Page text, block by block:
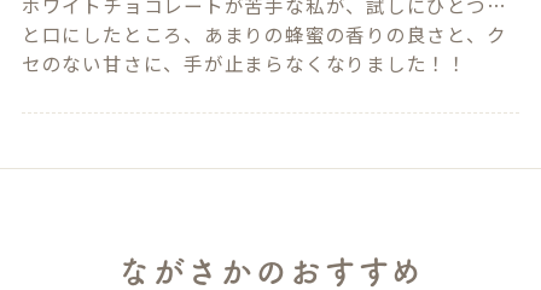
ホワイトチョコレートが苦手な私が、試しにひとつ…
と口にしたところ、あまりの蜂蜜の香りの良さと、ク
セのない甘さに、手が止まらなくなりました！！
ながさかのおすすめ